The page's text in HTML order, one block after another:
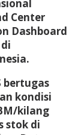
Center
Dashboard
bertugas
kondisi
kilang
stok di